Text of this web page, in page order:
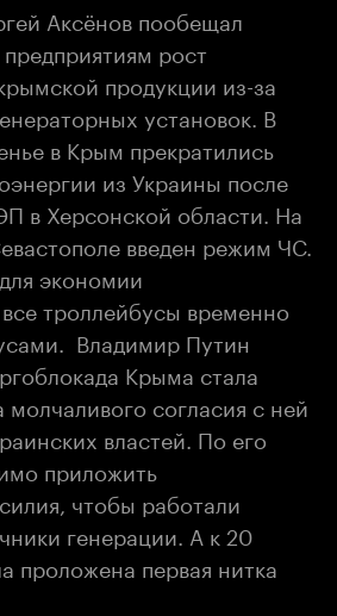
Аксёнов пообещал
рост
продукции из-за
установок. В
в Крым прекратились
из Украины после
в Херсонской области. На
введен режим ЧС.
экономии
троллейбусы временно
Владимир Путин
Крыма стала
согласия с ней
властей. По его
приложить
чтобы работали
генерации. А к 20
проложена первая нитка